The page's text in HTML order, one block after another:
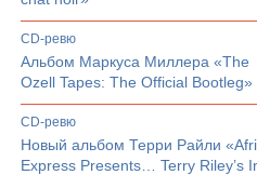
CD-ревю
Альбом Маркуса Миллера «The
Ozell Tapes: The Official Bootleg»
CD-ревю
Новый альбом Терри Райли
Express Presents… Terry Riley’s